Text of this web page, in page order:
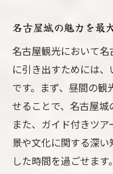
名古屋城の魅力を最
名古屋観光において
に引き出すためには
です。まず、昼間の
せることで、名古屋城
また、ガイド付きツ
景や文化に関する深
した時間を過ごせま